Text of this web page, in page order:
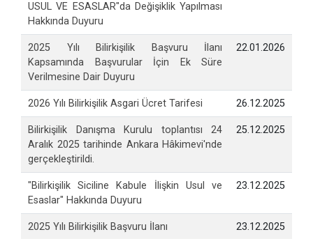
USUL VE ESASLAR"da Değişiklik Yapılması
Hakkında Duyuru
2025 Yılı Bilirkişilik Başvuru İlanı
Kapsamında Başvurular İçin Ek Süre
Verilmesine Dair Duyuru
22.01.2026
2026 Yılı Bilirkişilik Asgari Ücret Tarifesi 26.12.2025
Bilirkişilik Danışma Kurulu toplantısı 24
Aralık 2025 tarihinde Ankara Hâkimevi'nde
gerçekleştirildi.
25.12.2025
"Bilirkişilik Siciline Kabule İlişkin Usul ve
Esaslar" Hakkında Duyuru
23.12.2025
2025 Yılı Bilirkişilik Başvuru İlanı 23.12.2025